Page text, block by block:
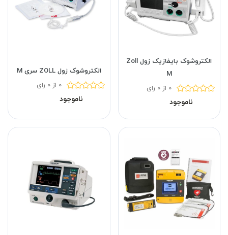
الکتروشوک بایفازیک زول Zoll
M
0 از 0 رای
ناموجود
الکتروشوک زول ZOLL سری M
0 از 0 رای
ناموجود